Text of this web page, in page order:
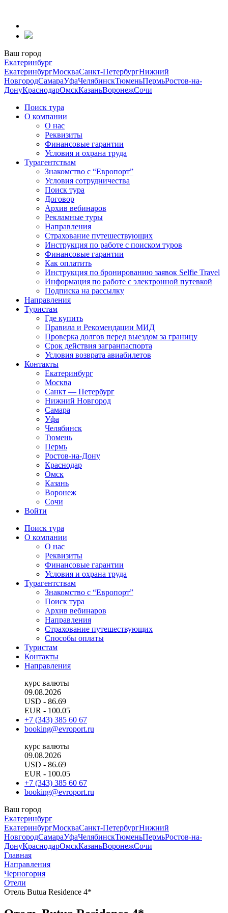
содержанию
Ваш город
Екатеринбург
ЕкатеринбургМоскваСанкт-ПетербургНижний
НовгородСамараУфаЧелябинскТюменьПермьРостов-на-
ДонуКраснодарОмскКазаньВоронежСочи
Поиск тура
О компании
О нас
Реквизиты
Финансовые гарантии
Условия и охрана труда
Турагентствам
Знакомство с “Европорт”
Условия сотрудничества
Поиск тура
Договор
Архив вебинаров
Рекламные туры
Направления
Страхование путешествующих
Инструкция по работе с поиском туров
Финансовые гарантии
Как оплатить
Инструкция по бронированию заявок Selfie Travel
Информация по работе с электронной путевкой
Подписка на рассылку
Направления
Туристам
Где купить
Правила и Рекомендации МИД
Проверка долгов перед выездом за границу
Срок действия загранпаспорта
Условия возврата авиабилетов
Контакты
Екатеринбург
Москва
Санкт — Петербург
Нижний Новгород
Самара
Уфа
Челябинск
Тюмень
Пермь
Ростов-на-Дону
Краснодар
Омск
Казань
Воронеж
Сочи
Войти
Поиск тура
О компании
О нас
Реквизиты
Финансовые гарантии
Условия и охрана труда
Турагентствам
Знакомство с “Европорт”
Поиск тура
Архив вебинаров
Направления
Страхование путешествующих
Способы оплаты
Туристам
Контакты
Направления
курс валюты
09.08.2026
USD - 86.69
EUR - 100.05
+7 (343) 385 60 67
booking@evroport.ru
курс валюты
09.08.2026
USD - 86.69
EUR - 100.05
+7 (343) 385 60 67
booking@evroport.ru
Ваш город
Екатеринбург
ЕкатеринбургМоскваСанкт-ПетербургНижний
НовгородСамараУфаЧелябинскТюменьПермьРостов-на-
ДонуКраснодарОмскКазаньВоронежСочи
Главная
Направления
Черногория
Отели
Отель Butua Residence 4*